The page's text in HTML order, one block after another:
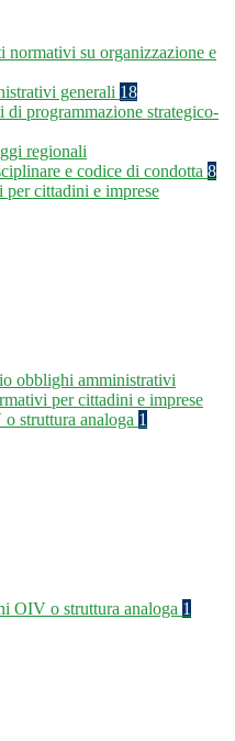
normativi su organizzazione e
generali 18
di programmazione strategico-
regionali
e codice di condotta 8
cittadini e imprese
obblighi amministrativi
per cittadini e imprese
struttura analoga 1
OIV o struttura analoga 1